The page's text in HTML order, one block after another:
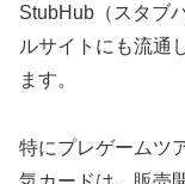
StubHub（スタブ
ルサイトにも流通
ます。
特にプレゲームツ